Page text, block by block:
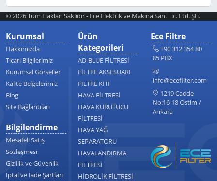
© 2026 Tüm Hakları Saklıdır - Ece Elektrik ve Makina San. Tic. Ltd. Şti.
Kurumsal
Hakkımızda
Ticari Bilgilerimiz
Kurumsal Görseller
Kalite Belgelerimiz
Blog
Site Bağlantıları
Bilgilendirme
Mesafeli Satış
Sözleşmesi
Gizlilik ve Güvenlik
İptal ve İade Şartları
Ürün
Kategorileri
AD-BLUE FİLTRESİ
FİLTRE AKSESUARI
FİLTRE KİTİ
HAVA FİLTRESİ
HAVA KURUTUCU
FİLTRESİ
HAVA YAĞ
SEPARATÖRÜ
HAVALANDIRMA
FİLTRESİ
HİDROLİK FİLTRESİ
Ece Filtre
+90 312 354 80
85 PBX
info@ecefilter.com
1219 Cadde
No:16-18 Ostim /
Ankara